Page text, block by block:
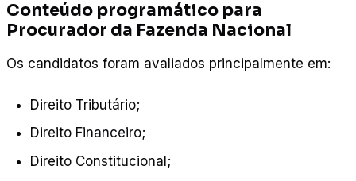
Conteúdo programático para
Procurador da Fazenda Nacional
Os candidatos foram avaliados principalmente em:
Direito Tributário;
Direito Financeiro;
Direito Constitucional;